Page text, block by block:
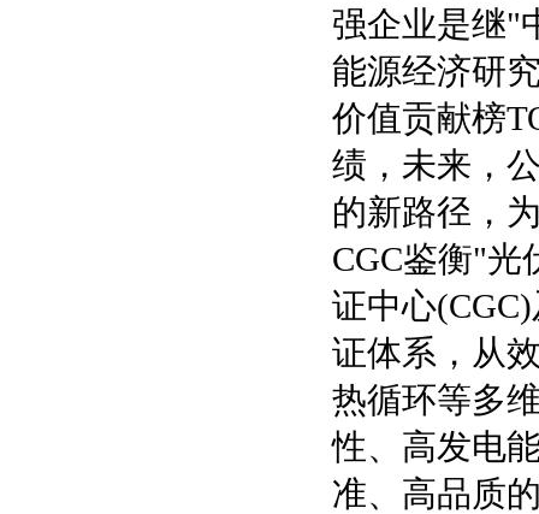
强企业是继"
能源经济研
价值贡献榜
绩，未来，
的新路径，
CGC鉴衡"
证中心
证体系，从
热循环等多
性、高发电
准、高品质